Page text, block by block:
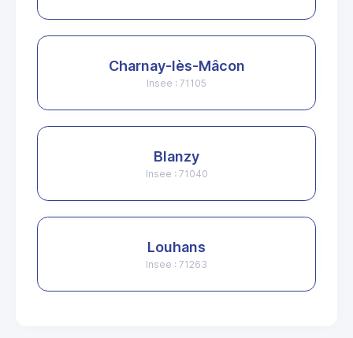
Charnay-lès-Mâcon
Insee : 71105
Blanzy
Insee : 71040
Louhans
Insee : 71263